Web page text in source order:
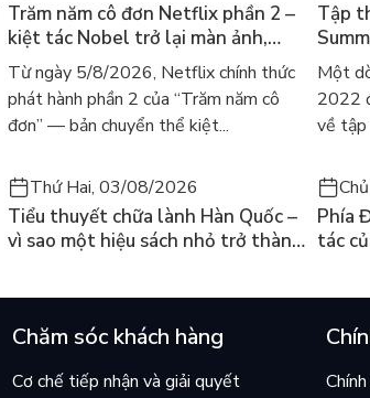
Trăm năm cô đơn Netflix phần 2 –
kiệt tác Nobel trở lại màn ảnh,
dòng người tìm đọc lại García
Márquez
Từ ngày 5/8/2026, Netflix chính thức
phát hành phần 2 của “Trăm năm cô
đơn” — bản chuyển thể kiệt...
Tập
ra
gây
Một
2022
về tập
Thứ Hai, 03/08/2026
Tiểu thuyết chữa lành Hàn Quốc –
vì sao một hiệu sách nhỏ trở thành
Phía
tác
Chăm sóc khách hàng
Cơ chế tiếp nhận và giải quyết